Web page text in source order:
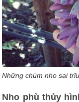
Những chùm nho sai
Nho phù thủy